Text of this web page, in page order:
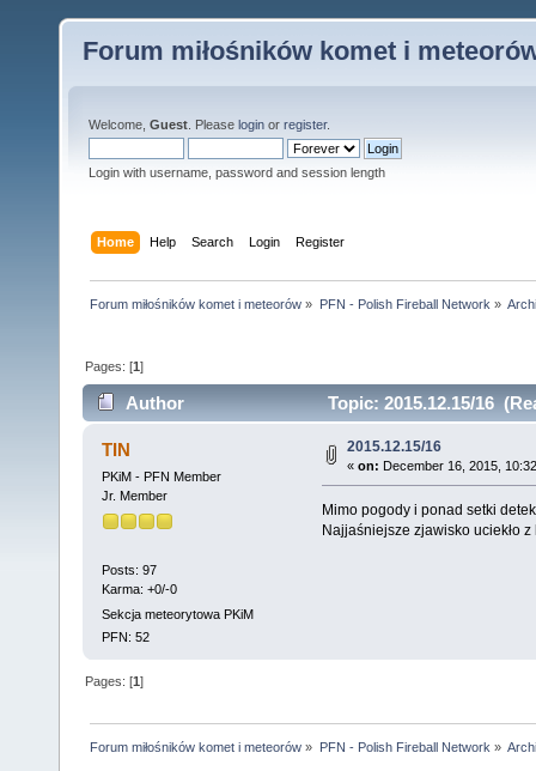
Forum miłośników komet i
Welcome, Guest . Please login or register.
Login with username, password and session length
Home Help Search Login Register
Forum miłośników komet i meteorów » PFN - Polish Fireball Network »
Pages: [1]
Author Topic: 2015.12.15/16
TIN
PKiM - PFN Member
Jr. Member
Posts: 97
Karma: +0/-0
Sekcja meteorytowa PKiM
PFN: 52
2015.12.15/16
« on: December 16, 2015,
Mimo pogody i ponad setki
Najjaśniejsze zjawisko uciekło z
Pages: [1]
Forum miłośników komet i meteorów » PFN - Polish Fireball Network »